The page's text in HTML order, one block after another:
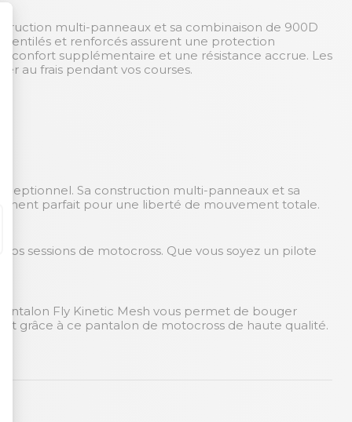
multi-panneaux et sa combinaison de 900D
et renforcés assurent une protection
confort supplémentaire et une résistance accrue. Les
au frais pendant vos courses.
Sa construction multi-panneaux et sa
parfait pour une liberté de mouvement totale.
sessions de motocross. Que vous soyez un pilote
Fly Kinetic Mesh vous permet de bouger
grâce à ce pantalon de motocross de haute qualité.